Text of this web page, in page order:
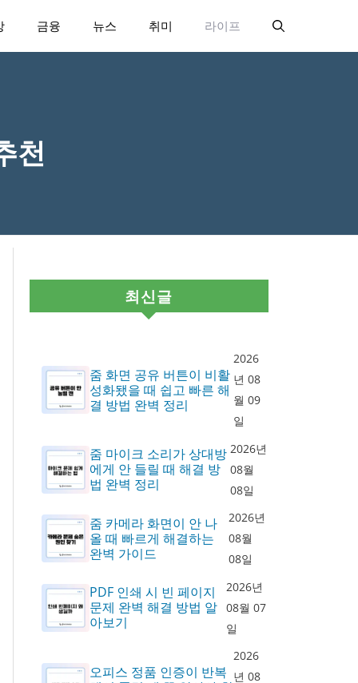
금융 뉴스 취미 라이프
천
최신글
줌 화면 공유 버튼이 비활
성화됐을 때 쉽고 빠른 해
결 방법 완벽 정리
2026
년 08
월 09
일
줌 마이크 소리가 상대방
에게 안 들릴 때 해결 방
법 완벽 정리
2026년
08월
08일
줌 카메라 화면이 안 나
올 때 빠르게 해결하는
완벽 가이드
2026년
08월
08일
PDF 인쇄 시 빈 페이지
문제 완벽 해결 방법 알
아보기
2026년
08월 07
일
오피스 정품 인증이 반복
2026
년 08